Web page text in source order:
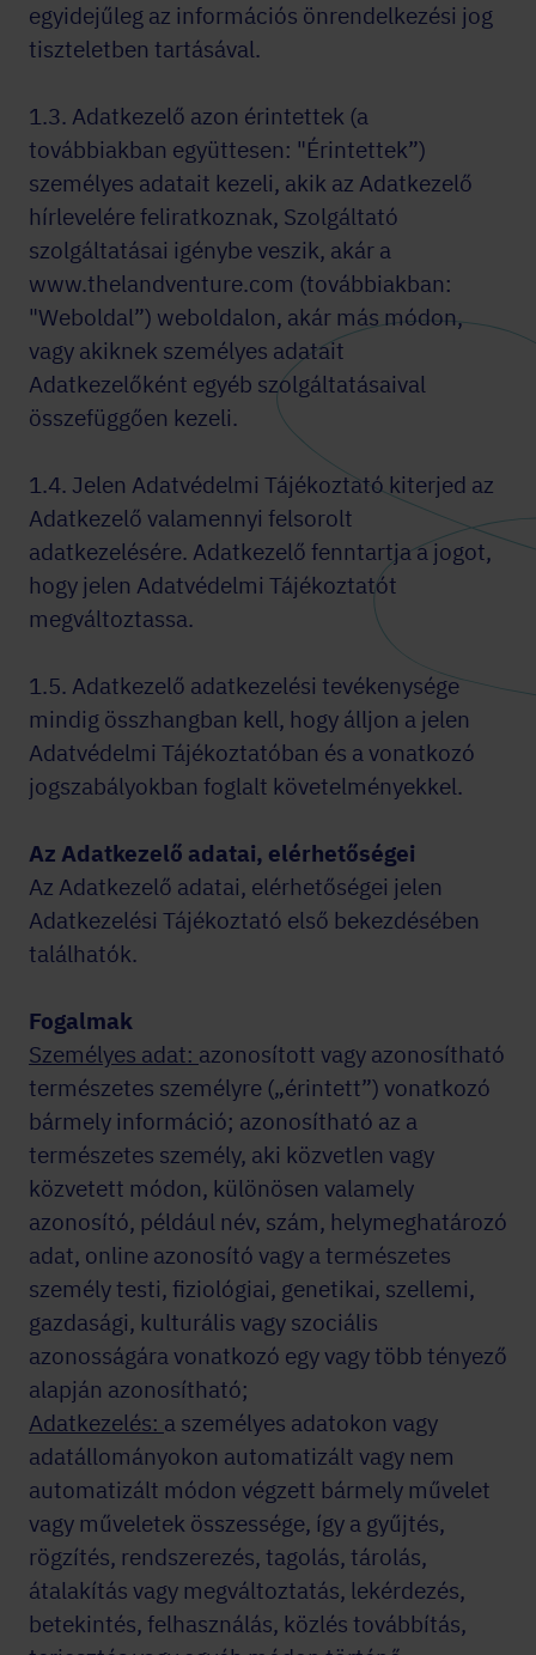
egyidejűleg az információs önrendelkezési jog
tiszteletben tartásával.
1.3. Adatkezelő azon érintettek (a
továbbiakban együttesen: "Érintettek”)
személyes adatait kezeli, akik az Adatkezelő
hírlevelére feliratkoznak, Szolgáltató
szolgáltatásai igénybe veszik, akár a
www.thelandventure.com (továbbiakban:
"Weboldal”) weboldalon, akár más módon,
vagy akiknek személyes adatait
Adatkezelőként egyéb szolgáltatásaival
összefüggően kezeli.
1.4. Jelen Adatvédelmi Tájékoztató kiterjed az
Adatkezelő valamennyi felsorolt
adatkezelésére. Adatkezelő fenntartja a jogot,
hogy jelen Adatvédelmi Tájékoztatót
megváltoztassa.
1.5. Adatkezelő adatkezelési tevékenysége
mindig összhangban kell, hogy álljon a jelen
Adatvédelmi Tájékoztatóban és a vonatkozó
jogszabályokban foglalt követelményekkel.
Az Adatkezelő adatai, elérhetőségei
Az Adatkezelő adatai, elérhetőségei jelen
Adatkezelési Tájékoztató első bekezdésében
találhatók.
Fogalmak
Személyes adat: azonosított vagy azonosítható
természetes személyre („érintett”) vonatkozó
bármely információ; azonosítható az a
természetes személy, aki közvetlen vagy
közvetett módon, különösen valamely
azonosító, például név, szám, helymeghatározó
adat, online azonosító vagy a természetes
személy testi, fiziológiai, genetikai, szellemi,
gazdasági, kulturális vagy szociális
azonosságára vonatkozó egy vagy több tényező
alapján azonosítható;
Adatkezelés: a személyes adatokon vagy
adatállományokon automatizált vagy nem
automatizált módon végzett bármely művelet
vagy műveletek összessége, így a gyűjtés,
rögzítés, rendszerezés, tagolás, tárolás,
átalakítás vagy megváltoztatás, lekérdezés,
betekintés, felhasználás, közlés továbbítás,